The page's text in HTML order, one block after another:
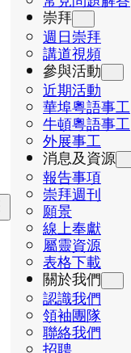
崇拜
週日崇拜
講道視頻
參與活動
近期活動
華埠粵語事工
牛頓粵語事工
外展事工
消息及資源
報告事項
崇拜週刊
願景
線上奉獻
屬靈資源
表格下載
關於我們
認識我們
領袖團隊
聯絡我們
招聘